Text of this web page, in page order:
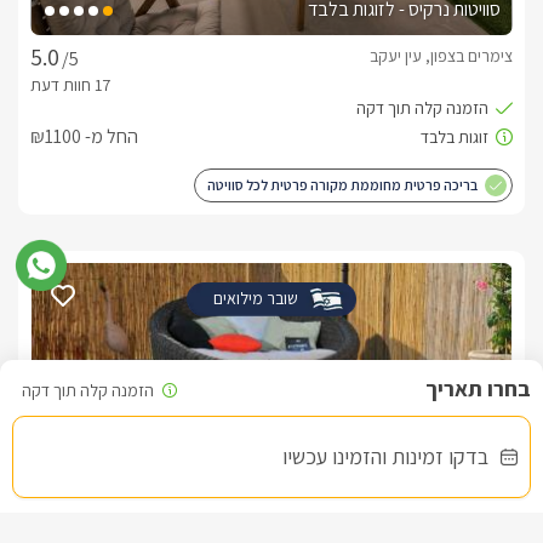
בדקו זמינות והזמינו עכשיו
לצפייה במדיניות ותנאי הזמנה -לחצו כאן
לידיעתכם, הפרטים המוצגים באתר: התפוסה המחירים והמבצעים
מעודכנים ומאומתים. תוכלו לבדוק ולבצע הזמנה באהבה רבה ♥
לפרטים נוספים או שאלות אנחנו פה לשירותכם
בברכה, מישל -052-9707015
סוויטות נרקיס - לזוגות בלבד
/5
צימרים בצפון, עין יעקב
החל מ- ₪1100
בריכה פרטית מחוממת מקורה פרטית לכל סוויטה
שובר מילואים